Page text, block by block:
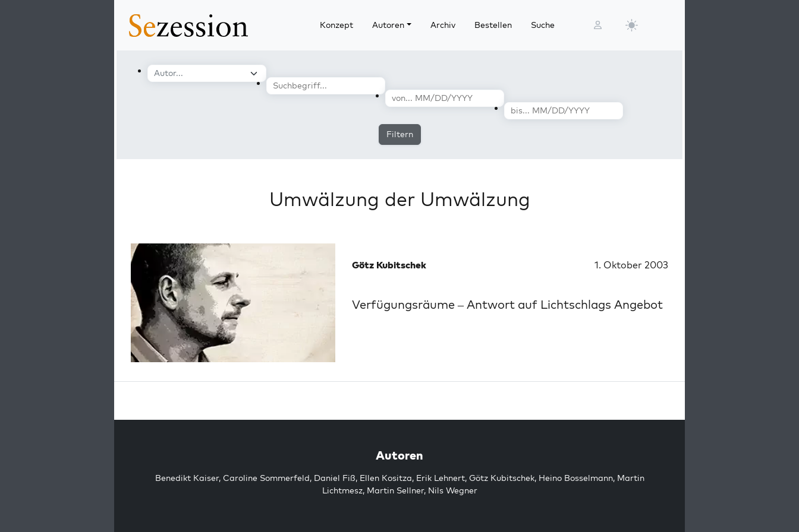
Konzept Autoren Archiv Bestellen Suche
Filtern
Umwälzung der Umwälzung
Götz Kubitschek 1. Oktober 2003
Verfügungsräume – Antwort auf Lichtschlags Angebot
Autoren
Benedikt Kaiser, Caroline Sommerfeld, Daniel Fiß, Ellen Kositza, Erik Lehnert, Götz Kubitschek, Heino Bosselmann, Martin
Lichtmesz, Martin Sellner, Nils Wegner